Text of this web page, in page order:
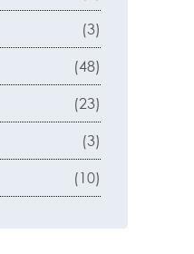
(3)
(48)
(23)
(3)
(10)